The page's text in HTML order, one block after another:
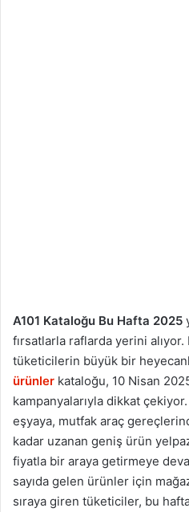
A101 Kataloğu Bu Hafta 2025
fırsatlarla raflarda yerini
tüketicilerin büyük bir
ürünler kataloğu, 10 Nisan
kampanyalarıyla dikkat
eşyaya, mutfak araç
kadar uzanan geniş ürün
fiyatla bir araya getirmeye
sayıda gelen ürünler için
sıraya giren tüketiciler, bu